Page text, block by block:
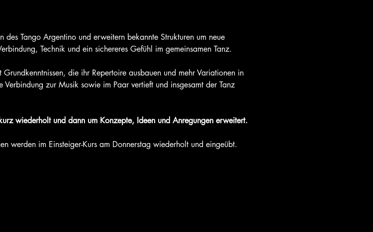
Tango Argentino und erweitern bekannte Strukturen um neue
Technik und ein sichereres Gefühl im gemeinsamen Tanz.
die ihr Repertoire ausbauen und mehr Variationen in
zur Musik sowie im Paar vertieft und insgesamt der Tanz
wiederholt und dann um Konzepte, Ideen und Anregungen erweitert.
werden im Einsteiger-Kurs am Donnerstag wiederholt und eingeübt.